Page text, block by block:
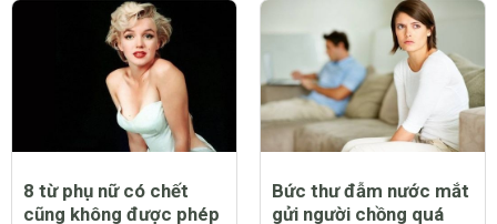
50 câu nói hay về tình
bạn thân dễ chạm đến
trái tim chúng ta nhất
Ivy Moda - Thương hiệu
thời trang công sở số 1
Việt Nam